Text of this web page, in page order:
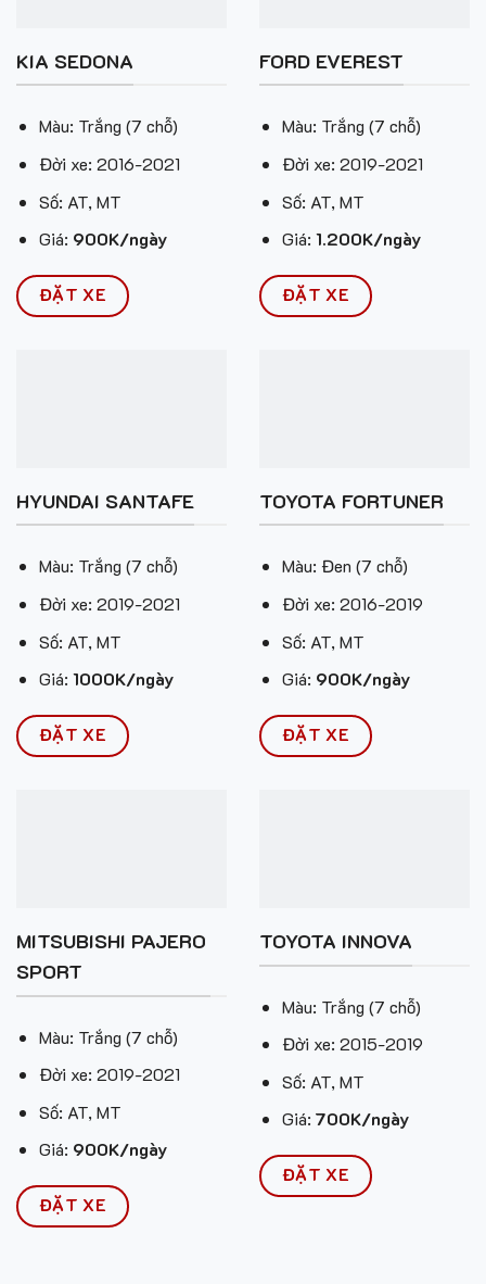
KIA SEDONA
Màu: Trắng (7 chỗ)
Đời xe: 2016-2021
Số: AT, MT
Giá: 900K/ngày
ĐẶT XE
FORD EVEREST
Màu: Trắng (7 chỗ)
Đời xe: 2019-2021
Số: AT, MT
Giá: 1.200K/ngày
ĐẶT XE
HYUNDAI SANTAFE
Màu: Trắng (7 chỗ)
Đời xe: 2019-2021
Số: AT, MT
Giá: 1000K/ngày
ĐẶT XE
TOYOTA FORTUNER
Màu: Đen (7 chỗ)
Đời xe: 2016-2019
Số: AT, MT
Giá: 900K/ngày
ĐẶT XE
MITSUBISHI PAJERO
SPORT
Màu: Trắng (7 chỗ)
Đời xe: 2019-2021
Số: AT, MT
Giá: 900K/ngày
ĐẶT XE
TOYOTA INNOVA
Màu: Trắng (7 chỗ)
Đời xe: 2015-2019
Số: AT, MT
Giá: 700K/ngày
ĐẶT XE